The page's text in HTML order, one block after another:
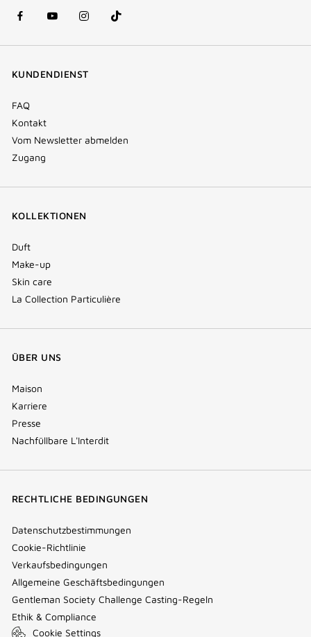
facebook
(new
youtube
(new
instagram
(new
Tik
Tok
KUNDENDIENST
FAQ
Kontakt
Vom Newsletter abmelden
Zugang
KOLLEKTIONEN
Duft
Make-up
Skin care
La Collection Particulière
ÜBER UNS
Maison
Karriere
Presse
Nachfüllbare L'Interdit
RECHTLICHE BEDINGUNGEN
Datenschutzbestimmungen
Cookie-Richtlinie
Verkaufsbedingungen
Allgemeine Geschäftsbedingungen
Gentleman Society Challenge Casting-Regeln
Ethik & Compliance
Cookie Settings